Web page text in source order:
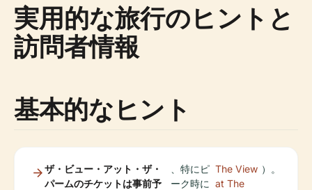
実用的な旅行のヒントと
訪問者情報
基本的なヒント
ザ・ビュー・アット・ザ・
パームのチケットは事前予
、特にピ
ーク時に
The View
at The
）。